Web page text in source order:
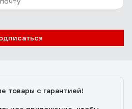
товары с гарантией!